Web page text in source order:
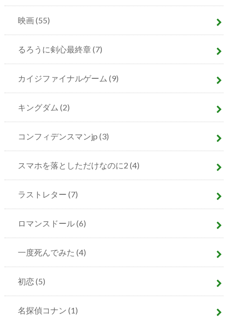
映画(55)
るろうに剣心最終章(7)
カイジファイナルゲーム (9)
キングダム (2)
コンフィデンスマンjp (3)
スマホを落としただけなのに2 (4)
ラストレター (7)
ロマンスドール(6)
一度死んでみた (4)
初恋(5)
名探偵コナン (1)